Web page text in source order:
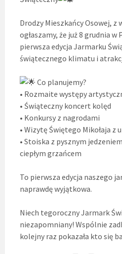
Drodzy Mieszkańcy Osowej, z
ogłaszamy, że już 8 grudnia w
pierwsza edycja Jarmarku
świątecznego klimatu i
Co planujemy?
• Rozmaite występy
• Świąteczny koncert kolęd
• Konkursy z nagrodami
• Wizytę Świętego Mikołaja z
• Stoiska z pysznym
ciepłym grzańcem
To pierwsza edycja naszego
naprawdę wyjątkowa.
Niech tegoroczny Jarmark
niezapomniany! Wspólnie
kolejny raz pokazała kto się